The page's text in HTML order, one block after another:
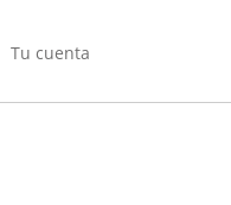
Tu cuenta